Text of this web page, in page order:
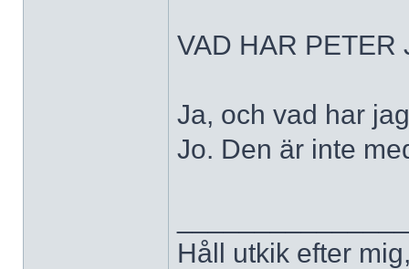
VAD HAR PETER
Ja, och vad har
Jo. Den är inte
Håll utkik efter